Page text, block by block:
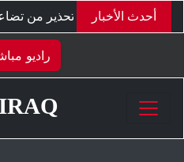
أحدث الأخبار
"نينتندو" تحدد موعد وقف بيع أجهزة "سويتش" في السعودية والإمارات
راديو